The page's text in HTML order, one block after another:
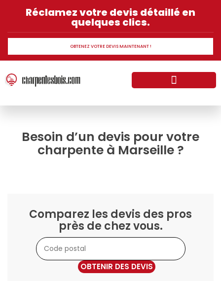
Réclamez votre devis détaillé en
quelques clics.
OBTENEZ VOTRE DEVIS MAINTENANT !
Besoin d’un devis pour votre
charpente à Marseille ?
Comparez les devis des pros
près de chez vous.
OBTENIR DES DEVIS